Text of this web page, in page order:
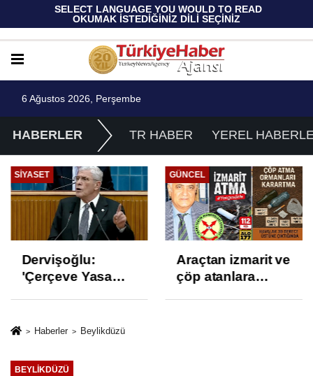
SELECT LANGUAGE YOU WOULD TO READ
OKUMAK İSTEDİĞİNİZ DİLİ SEÇİNİZ
6 Ağustos 2026, Perşembe
HABERLER TR HABER YEREL
SIYASET
Dervişoğlu:
'Çerçeve Yasa
ve İhanet
GÜNCEL
Araçtan izmarit ve
çöp atanlara
Haberler Beylikdüzü
BEYLIKDÜZÜ